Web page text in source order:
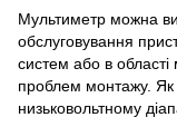
Мультиметр можна
обслуговування
систем або в
проблем монтажу. Як
низьковольтному